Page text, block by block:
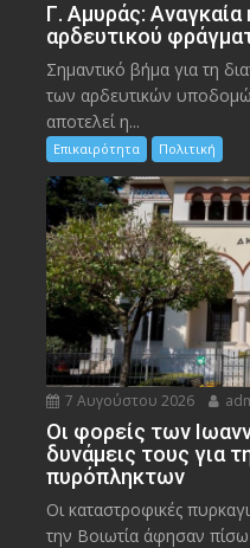
Γ. Αμυράς: Αναγκαία
αρδευτικού
Σημαντικό βήμα για τη
των αρδευτικών
αποτελεί η...
Επικαιρότητα Πολιτική
7 Αυγούστου 2026
Οι φορείς των
δυνάμεις τους για
πυρόπληκτων
Οι καταστροφικές
την Bοιωτία άφησαν